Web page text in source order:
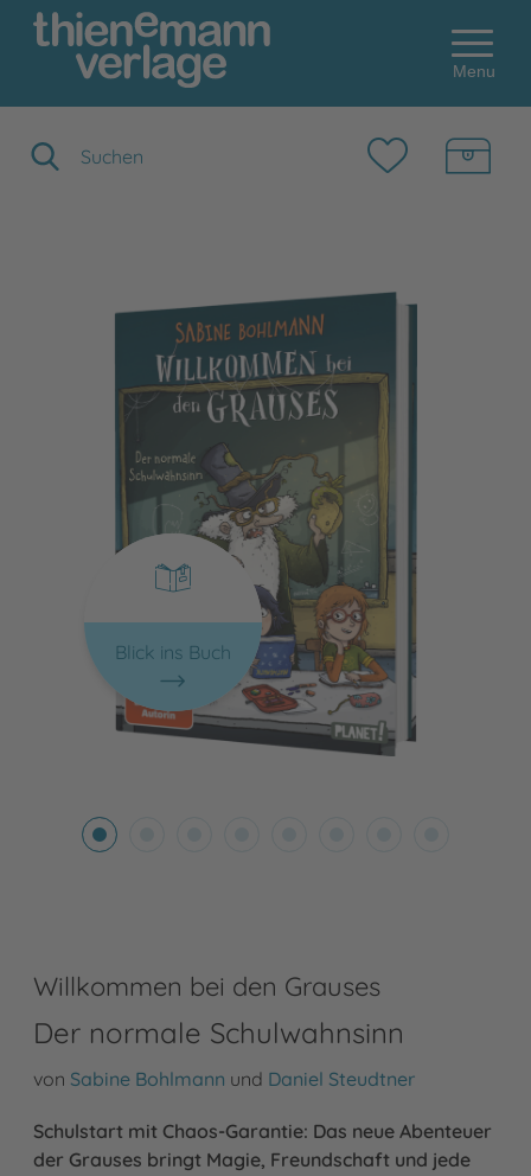
Menu
Blick ins Buch
Willkommen bei den Grauses
Der normale Schulwahnsinn
von Sabine Bohlmann und Daniel Steudtner
Schulstart mit Chaos-Garantie: Das neue Abenteuer
der Grauses bringt Magie, Freundschaft und jede